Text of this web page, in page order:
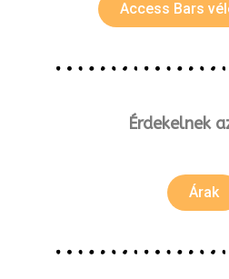
Access Bars
Érdekelnek
Árak